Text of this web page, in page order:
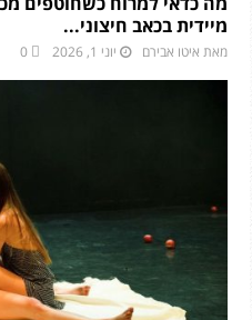
מיידית בכאב חיצוני...
מאת איטו אבירם יוני 1, 2026 0